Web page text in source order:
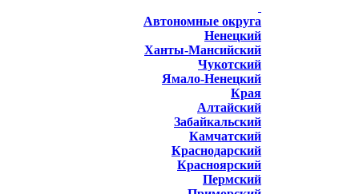
Автономные округа
Ненецкий
Ханты-Мансийский
Чукотский
Ямало-Ненецкий
Края
Алтайский
Забайкальский
Камчатский
Краснодарский
Красноярский
Пермский